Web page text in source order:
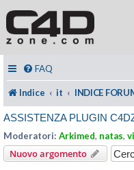
FAQ
Indice it INDICE
ASSISTENZA PLUGIN
Moderatori: Arkimed, natas,
Nuovo argomento